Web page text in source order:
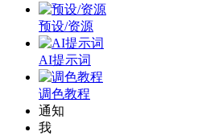
预设/资源
AI提示词
调色教程
通知
我